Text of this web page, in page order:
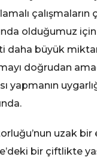
olduğumuz
daha büyük
doğrudan
yapmanın
uzak bir
bir çiftlikte